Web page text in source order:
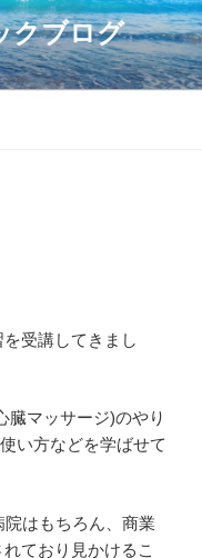
クブログ
受講してきまし
臓マッサージ)のやり
い方などを学ばせて
はもちろん、商業
ており見かけるこ